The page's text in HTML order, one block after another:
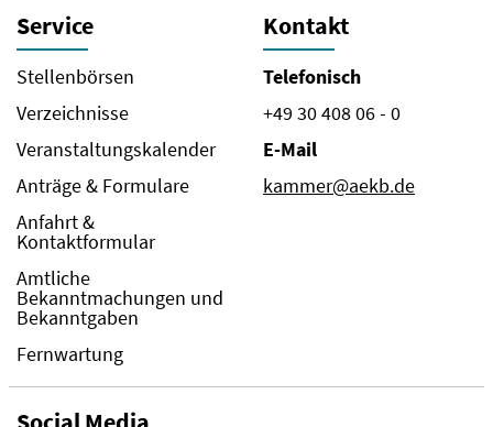
Service
Stellenbörsen
Verzeichnisse
Veranstaltungskalender
Anträge & Formulare
Anfahrt &
Kontaktformular
Amtliche
Bekanntmachungen und
Bekanntgaben
Fernwartung
Kontakt
Telefonisch
+49 30 408 06 - 0
E-Mail
kammer@aekb.de